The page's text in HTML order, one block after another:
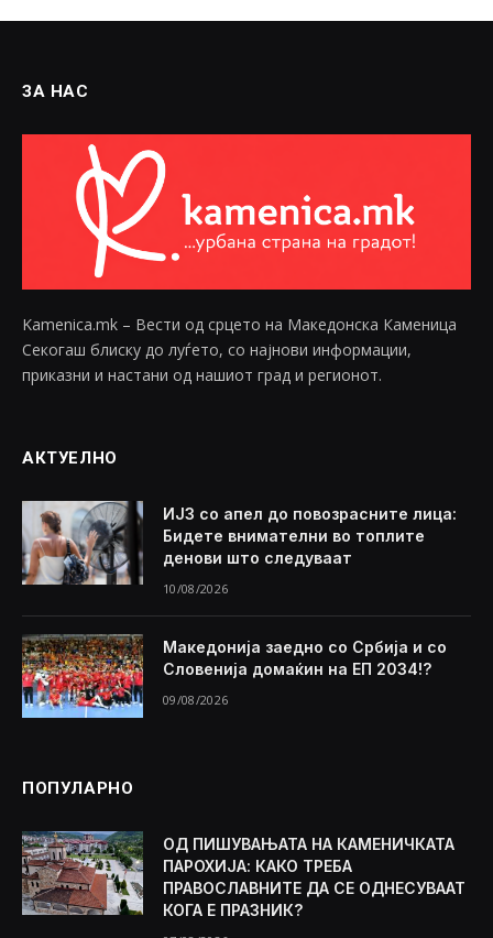
ЗА НАС
Kamenica.mk – Вести од срцето на Македонска Каменица
Секогаш блиску до луѓето, со најнови информации,
приказни и настани од нашиот град и регионот.
АКТУЕЛНО
ИЈЗ со апел до повозрасните лица:
Бидете внимателни во топлите
денови што следуваат
10/08/2026
Македонија заедно со Србија и со
Словенија домаќин на ЕП 2034!?
09/08/2026
ПОПУЛАРНО
ОД ПИШУВАЊАТА НА КАМЕНИЧКАТА
ПАРОХИЈА: КАКО ТРЕБА
ПРАВОСЛАВНИТЕ ДА СЕ ОДНЕСУВААТ
КОГА Е ПРАЗНИК?